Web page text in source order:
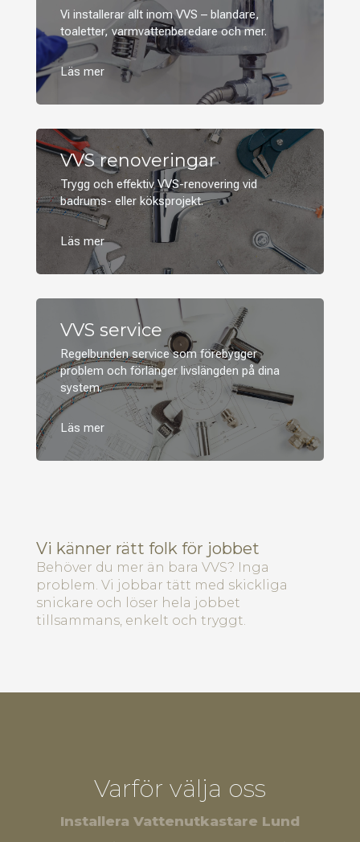
Vi installerar allt inom VVS – blandare,
toaletter, varmvattenberedare och mer.
VVS renoveringar
Trygg och effektiv VVS-renovering vid
badrums- eller köksprojekt.
VVS service
Regelbunden service som förebygger
problem och förlänger livslängden på dina
system.
Vi känner rätt folk för jobbet
Behöver du mer än bara VVS? Inga
problem. Vi jobbar tätt med skickliga
snickare och löser hela jobbet
tillsammans, enkelt och tryggt.
Varför välja oss
Installera Vattenutkastare Lund